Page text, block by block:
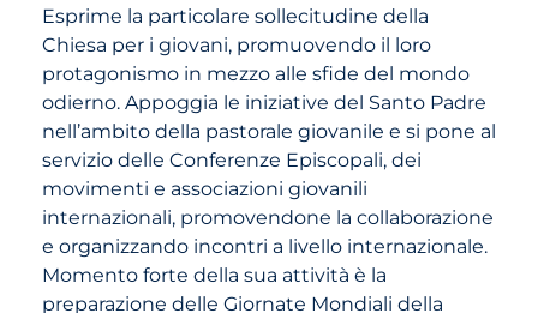
Esprime la particolare sollecitudine della
Chiesa per i giovani, promuovendo il loro
protagonismo in mezzo alle sfide del mondo
odierno. Appoggia le iniziative del Santo Padre
nell’ambito della pastorale giovanile e si pone al
servizio delle Conferenze Episcopali, dei
movimenti e associazioni giovanili
internazionali, promovendone la collaborazione
e organizzando incontri a livello internazionale.
Momento forte della sua attività è la
preparazione delle Giornate Mondiali della